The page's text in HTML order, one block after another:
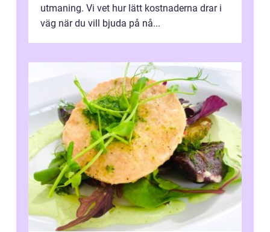
utmaning. Vi vet hur lätt kostnaderna drar i
väg när du vill bjuda på nå...